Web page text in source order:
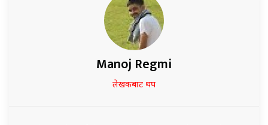
Manoj Regmi
लेखकबाट थप